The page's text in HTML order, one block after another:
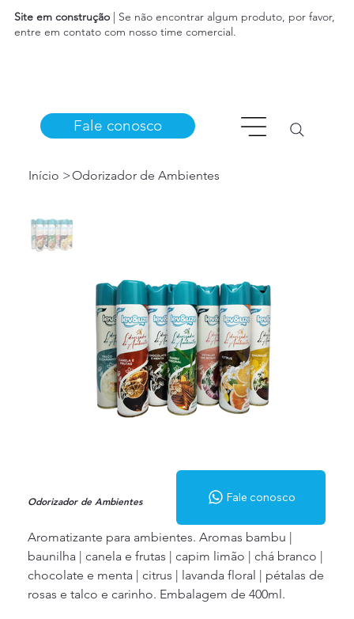
Fale conosco
Site em construção | Se não encontrar algum produto, por favor,
entre em contato com nosso time comercial.
Início >Odorizador de Ambientes
Odorizador de Ambientes
Aromatizante para ambientes. Aromas bambu |
baunilha | canela e frutas | capim limão | chá branco |
chocolate e menta | citrus | lavanda floral | pétalas de
rosas e talco e carinho. Embalagem de 400ml.
Fale conosco